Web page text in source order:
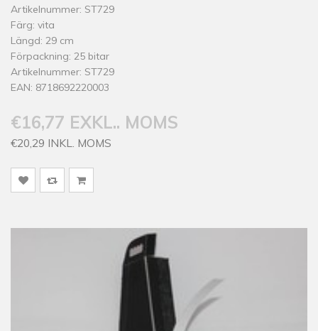
Artikelnummer: ST729
Färg: vita
Längd: 29 cm
Förpackning: 25 bitar
Artikelnummer: ST729
EAN: 8718692220003
€16,77 EXKL.. MOMS
€20,29 INKL. MOMS